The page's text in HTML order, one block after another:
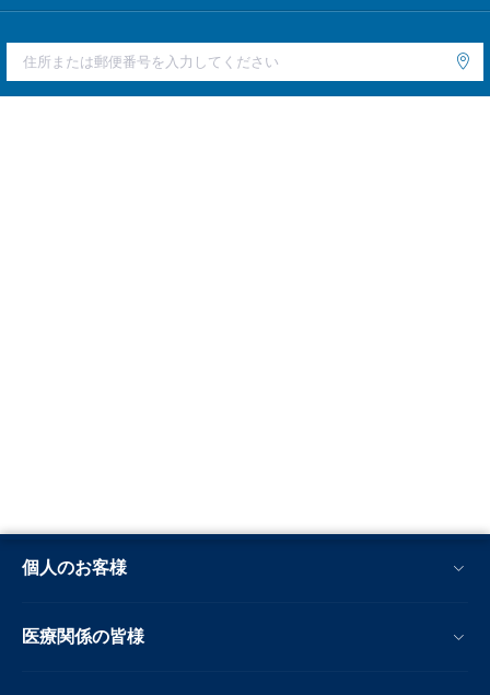
個人のお客様
医療関係の皆様